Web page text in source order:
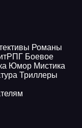
Романы
Боевое
Юмор Мистика
Триллеры